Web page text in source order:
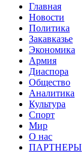
Главная
Новости
Политика
Закавказье
Экономика
Армия
Диаспора
Общество
Аналитика
Культура
Спорт
Мир
О нас
ПАРТНЕРЫ